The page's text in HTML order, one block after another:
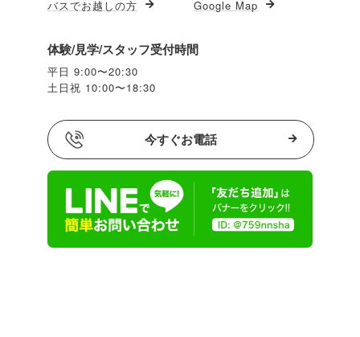
バスでお越しの方 Google Map
体験/見学/スタッフ受付時間
平日 9:00〜20:30
土日祝 10:00〜18:30
今すぐお電話